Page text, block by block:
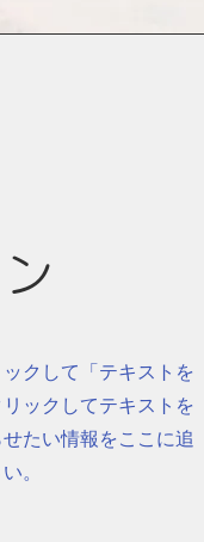
クして「テキストを
ックしてテキストを
たい情報をここに追
。